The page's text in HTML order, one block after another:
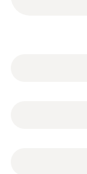
1 x cable